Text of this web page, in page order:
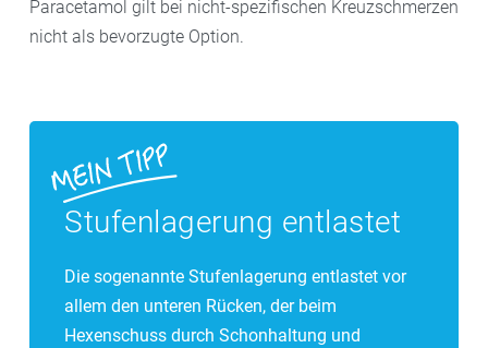
Paracetamol gilt bei nicht-spezifischen Kreuzschmerzen
nicht als bevorzugte Option.
Stufenlagerung entlastet
Die sogenannte Stufenlagerung entlastet vor
allem den unteren Rücken, der beim
Hexenschuss durch Schonhaltung und